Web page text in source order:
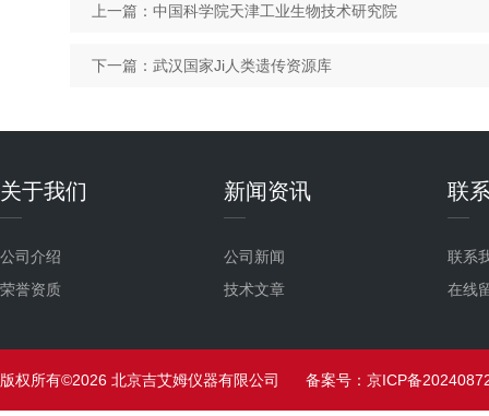
上一篇： 中国科学院天津工业生物技术研究院
下一篇： 武汉国家Ji人类遗传资源库
关于我们
公司介绍
荣誉资质
新闻资讯
公司新闻
技术文章
联
联系
在线
版权所有©2026 北京吉艾姆仪器有限公司 备案号：京ICP备